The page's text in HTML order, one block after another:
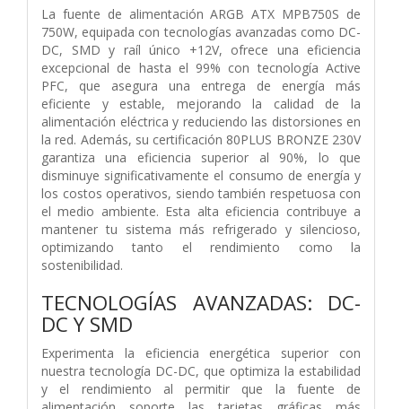
La fuente de alimentación ARGB ATX MPB750S de
750W, equipada con tecnologías avanzadas como DC-
DC, SMD y raíl único +12V, ofrece una eficiencia
excepcional de hasta el 99% con tecnología Active
PFC, que asegura una entrega de energía más
eficiente y estable, mejorando la calidad de la
alimentación eléctrica y reduciendo las distorsiones en
la red. Además, su certificación 80PLUS BRONZE 230V
garantiza una eficiencia superior al 90%, lo que
disminuye significativamente el consumo de energía y
los costos operativos, siendo también respetuosa con
el medio ambiente. Esta alta eficiencia contribuye a
mantener tu sistema más refrigerado y silencioso,
optimizando tanto el rendimiento como la
sostenibilidad.
TECNOLOGÍAS AVANZADAS: DC-
DC Y SMD
Experimenta la eficiencia energética superior con
nuestra tecnología DC-DC, que optimiza la estabilidad
y el rendimiento al permitir que la fuente de